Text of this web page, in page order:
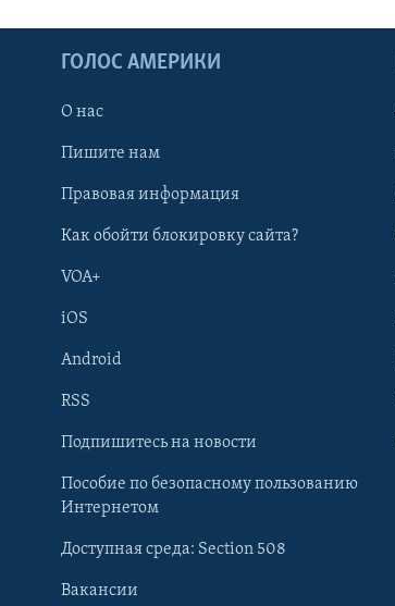
Learning English
ГОЛОС АМЕРИКИ
О нас
Пишите нам
Правовая информация
Как обойти блокировку сайта?
VOA+
iOS
Android
RSS
Подпишитесь на новости
Пособие по безопасному пользованию
Интернетом
Доступная среда: Section 508
Вакансии